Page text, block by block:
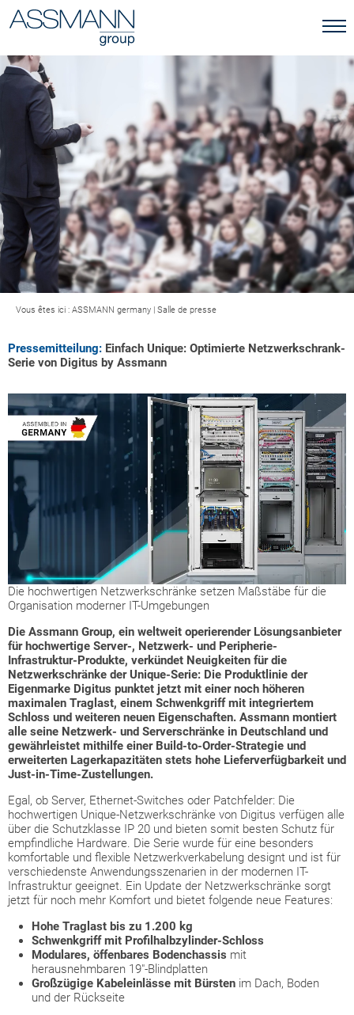
Vous êtes ici : ASSMANN germany | Salle de presse
Pressemitteilung: Einfach Unique: Optimierte Netzwerkschrank-
Serie von Digitus by Assmann
Die hochwertigen Netzwerkschränke setzen Maßstäbe für die
Organisation moderner IT-Umgebungen
Die Assmann Group, ein weltweit operierender Lösungsanbieter
für hochwertige Server-, Netzwerk- und Peripherie-
Infrastruktur-Produkte, verkündet Neuigkeiten für die
Netzwerkschränke der Unique-Serie: Die Produktlinie der
Eigenmarke Digitus punktet jetzt mit einer noch höheren
maximalen Traglast, einem Schwenkgriff mit integriertem
Schloss und weiteren neuen Eigenschaften. Assmann montiert
alle seine Netzwerk- und Serverschränke in Deutschland und
gewährleistet mithilfe einer Build-to-Order-Strategie und
erweiterten Lagerkapazitäten stets hohe Lieferverfügbarkeit und
Just-in-Time-Zustellungen.
Egal, ob Server, Ethernet-Switches oder Patchfelder: Die
hochwertigen Unique-Netzwerkschränke von Digitus verfügen alle
über die Schutzklasse IP 20 und bieten somit besten Schutz für
empfindliche Hardware. Die Serie wurde für eine besonders
komfortable und flexible Netzwerkverkabelung designt und ist für
verschiedenste Anwendungsszenarien in der modernen IT-
Infrastruktur geeignet. Ein Update der Netzwerkschränke sorgt
jetzt für noch mehr Komfort und bietet folgende neue Features:
Hohe Traglast bis zu 1.200 kg
Schwenkgriff mit Profilhalbzylinder-Schloss
Modulares, öffenbares Bodenchassis mit
herausnehmbaren 19"-Blindplatten
Großzügige Kabeleinlässe mit Bürsten im Dach, Boden
und der Rückseite